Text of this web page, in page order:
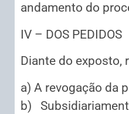
andamento do
IV – DOS PEDIDOS
Diante do exposto,
a) A revogação da
b)